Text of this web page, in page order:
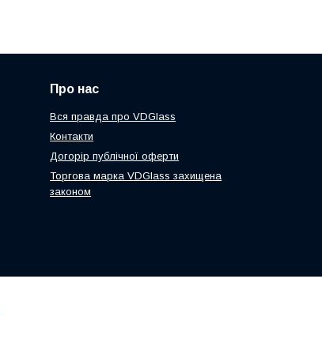
Про нас
Вся правда про VDGlass
Контакти
Догорір публічної оферти
Торгова марка VDGlass захищена
законом